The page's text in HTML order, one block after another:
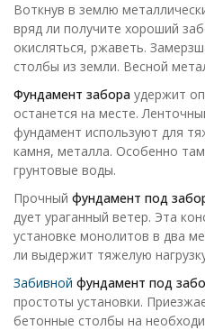
Воткнув в землю
вряд ли получите хороший
окисляться, ржаветь.
столбы из земли. Весной
Фундамент забора удержит
останется на месте.
фундамент используют для
камня, металла. Особенно
грунтовые воды.
Прочный фундамент под
дует ураганный ветер. Эта
установке монолитов в два
ли выдержит тяжелую
Забивной фундамент под
простоты установки.
бетонные столбы на